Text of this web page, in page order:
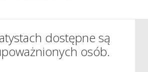
dostępne są
osób.